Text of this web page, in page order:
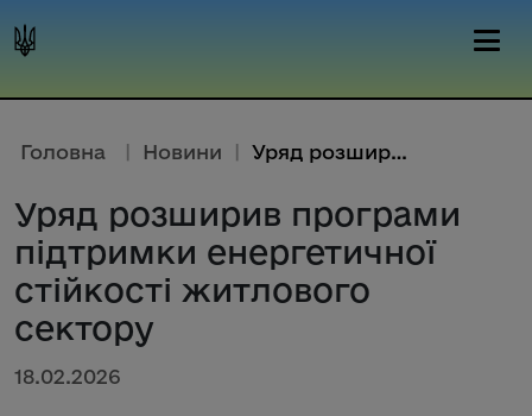
Головна | Новини | Уряд розширив програми підтрим...
Уряд розширив програми
підтримки енергетичної
стійкості житлового
сектору
18.02.2026